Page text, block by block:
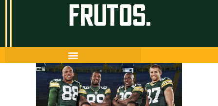
FRUTOS.